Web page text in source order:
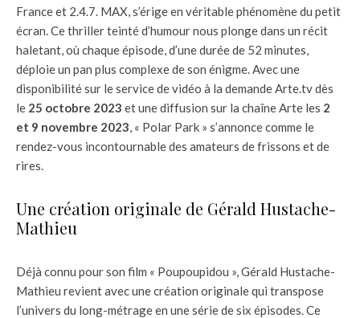
France et 2.4.7. MAX, s’érige en véritable phénomène du petit
écran. Ce thriller teinté d’humour nous plonge dans un récit
haletant, où chaque épisode, d’une durée de 52 minutes,
déploie un pan plus complexe de son énigme. Avec une
disponibilité sur le service de vidéo à la demande Arte.tv dès
le 25 octobre 2023 et une diffusion sur la chaîne Arte les 2
et 9 novembre 2023, « Polar Park » s’annonce comme le
rendez-vous incontournable des amateurs de frissons et de
rires.
Une création originale de Gérald Hustache-
Mathieu
Déjà connu pour son film « Poupoupidou », Gérald Hustache-
Mathieu revient avec une création originale qui transpose
l’univers du long-métrage en une série de six épisodes. Ce